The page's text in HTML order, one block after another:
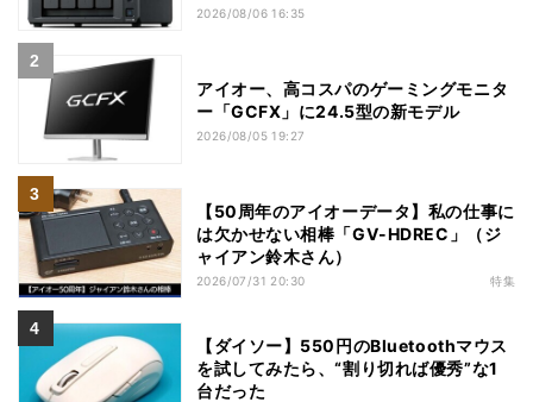
2026/08/06 16:35
アイオー、高コスパのゲーミングモニタ
ー「GCFX」に24.5型の新モデル
2026/08/05 19:27
【50周年のアイオーデータ】私の仕事に
は欠かせない相棒「GV-HDREC」（ジ
ャイアン鈴木さん）
2026/07/31 20:30 特集
【ダイソー】550円のBluetoothマウス
を試してみたら、“割り切れば優秀”な1
台だった